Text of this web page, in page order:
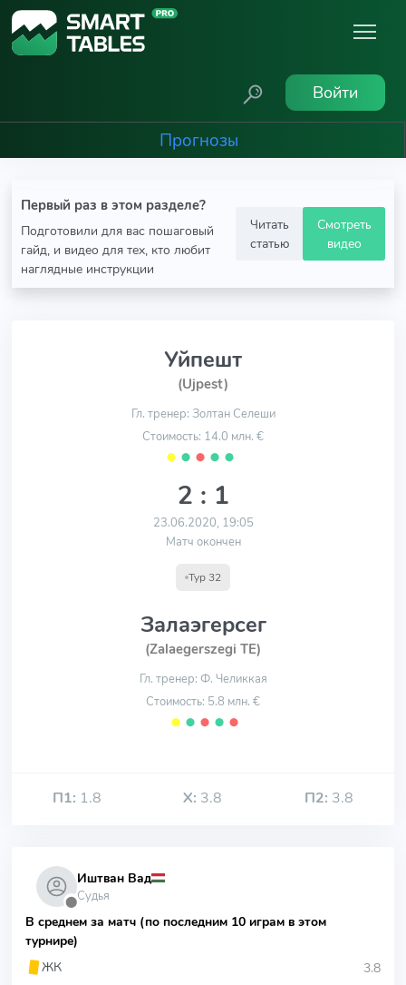
Войти
Прогнозы
Первый раз в этом разделе?
Подготовили для вас пошаговый
гайд, и видео для тех, кто любит
наглядные инструкции
Читать
статью
Смотреть
видео
Уйпешт
(Ujpest)
Гл. тренер: Золтан Селеши
Стоимость: 14.0 млн. €
⬤ ⬤ ⬤ ⬤ ⬤
2 : 1
23.06.2020, 19:05
Матч окончен
Тур 32
Залаэгерсег
(Zalaegerszegi TE)
Гл. тренер: Ф. Челиккая
Стоимость: 5.8 млн. €
⬤ ⬤ ⬤ ⬤ ⬤
П1: 1.8 Х: 3.8 П2: 3.8
⬤
Иштван Вад
Судья
В среднем за матч (по последним 10 играм в этом
турнире)
ЖК
3.8